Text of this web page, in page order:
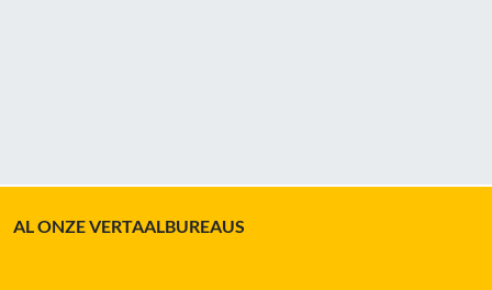
AL ONZE VERTAALBUREAUS